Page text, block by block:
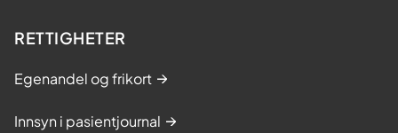
RETTIGHETER
Egenandel og frikort
Innsyn i pasientjournal